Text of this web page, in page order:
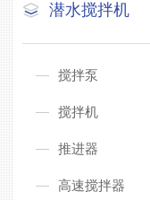
潜水搅拌机
搅拌泵
搅拌机
推进器
高速搅拌器